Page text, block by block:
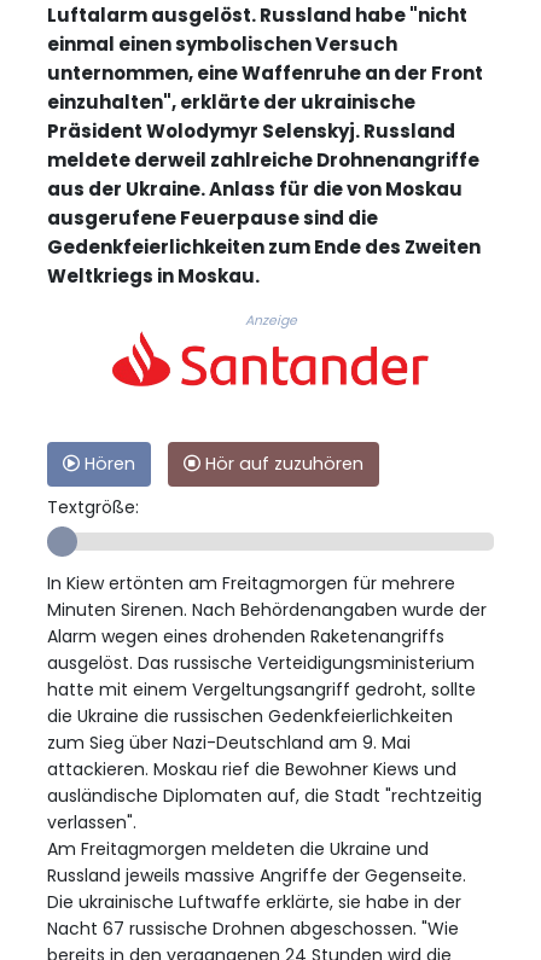
Luftalarm ausgelöst. Russland habe "nicht
einmal einen symbolischen Versuch
unternommen, eine Waffenruhe an der Front
einzuhalten", erklärte der ukrainische
Präsident Wolodymyr Selenskyj. Russland
meldete derweil zahlreiche Drohnenangriffe
aus der Ukraine. Anlass für die von Moskau
ausgerufene Feuerpause sind die
Gedenkfeierlichkeiten zum Ende des Zweiten
Weltkriegs in Moskau.
Anzeige
Hören
Hör auf zuzuhören
Textgröße:
In Kiew ertönten am Freitagmorgen für mehrere
Minuten Sirenen. Nach Behördenangaben wurde der
Alarm wegen eines drohenden Raketenangriffs
ausgelöst. Das russische Verteidigungsministerium
hatte mit einem Vergeltungsangriff gedroht, sollte
die Ukraine die russischen Gedenkfeierlichkeiten
zum Sieg über Nazi-Deutschland am 9. Mai
attackieren. Moskau rief die Bewohner Kiews und
ausländische Diplomaten auf, die Stadt "rechtzeitig
verlassen".
Am Freitagmorgen meldeten die Ukraine und
Russland jeweils massive Angriffe der Gegenseite.
Die ukrainische Luftwaffe erklärte, sie habe in der
Nacht 67 russische Drohnen abgeschossen. "Wie
bereits in den vergangenen 24 Stunden wird die